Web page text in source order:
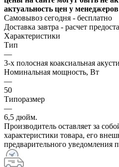
актуальность цен у
Самовывоз сегодня - бесплатно
Доставка завтра - расчет
Характеристики
Тип
—
3-х полосная коаксиальная
Номинальная мощность, Вт
—
50
Типоразмер
—
6,5 дюйм.
Производитель оставляет за
характеристики товара, его
предварительного уведомления